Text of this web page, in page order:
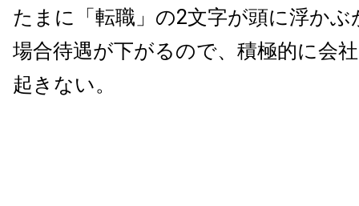
たまに「転職」の2文字が頭に浮か
場合待遇が下がるので、積極的に会
起きない。